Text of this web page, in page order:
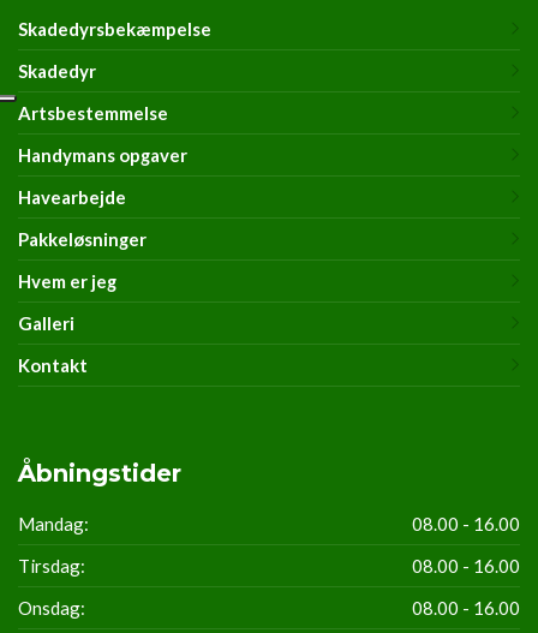
Skadedyrsbekæmpelse
Skadedyr
Artsbestemmelse
Handymans opgaver
Havearbejde
Pakkeløsninger
Hvem er jeg
Galleri
Kontakt
Åbningstider
Mandag:
08.00 - 16.00
Tirsdag:
08.00 - 16.00
Onsdag:
08.00 - 16.00